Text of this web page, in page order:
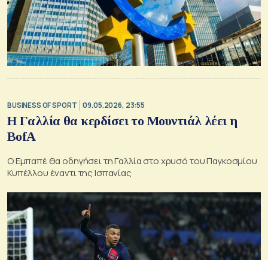
BUSINESS OF SPORT 09.05.2026, 23:55
Η Γαλλία θα κερδίσει το Μουντιάλ λέει η
BofA
Ο Εμπαπέ θα οδηγήσει τη Γαλλία στο χρυσό του Παγκοσμίου
Κυπέλλου έναντι της Ισπανίας